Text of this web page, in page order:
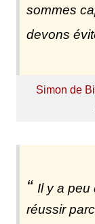
sommes
devons
Simon de
Il y a peu
réussir